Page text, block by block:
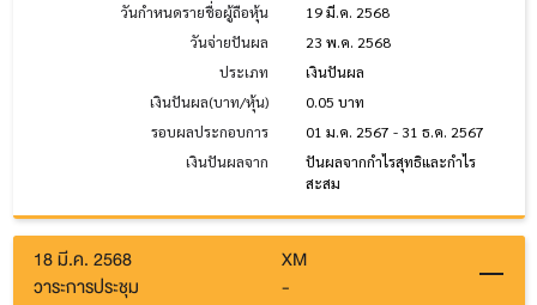
วันกำหนดรายชื่อผู้ถือหุ้น
19 มี.ค. 2568
วันจ่ายปันผล
23 พ.ค. 2568
ประเภท
เงินปันผล
เงินปันผล(บาท/หุ้น)
0.05 บาท
รอบผลประกอบการ
01 ม.ค. 2567 - 31 ธ.ค. 2567
เงินปันผลจาก
ปันผลจากกำไรสุทธิและกำไร
สะสม
18 มี.ค. 2568
XM
วาระการประชุม
-